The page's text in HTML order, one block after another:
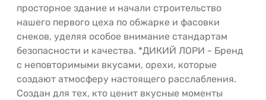
просторное здание и начали строительство
нашего первого цеха по обжарке и фасовки
снеков, уделяя особое внимание стандартам
безопасности и качества. *ДИКИЙ ЛОРИ - Бренд
с неповторимыми вкусами, орехи, которые
создают атмосферу настоящего расслабления.
Создан для тех, кто ценит вкусные моменты